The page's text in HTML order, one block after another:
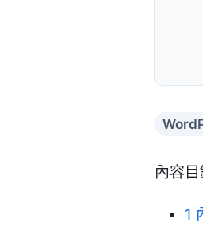
內容
1